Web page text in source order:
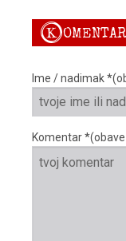
K
Ime / nadimak
Komentar